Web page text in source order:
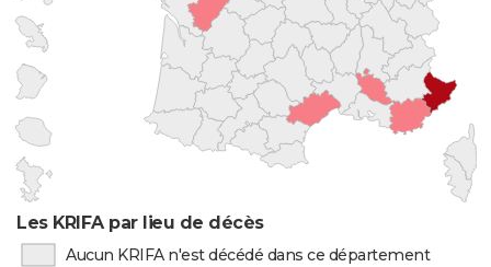
Les KRIFA par lieu de décès
Aucun KRIFA n'est décédé dans ce département